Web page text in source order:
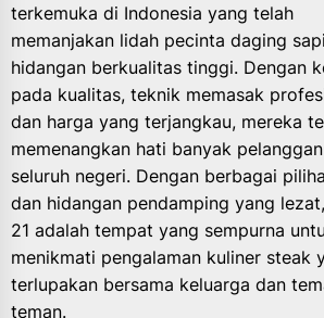
terkemuka di Indonesia yang telah
memanjakan lidah pecinta daging
hidangan berkualitas tinggi. Dengan
pada kualitas, teknik memasak
dan harga yang terjangkau, mereka
memenangkan hati banyak
seluruh negeri. Dengan berbagai
dan hidangan pendamping yang
21 adalah tempat yang sempurna
menikmati pengalaman kuliner steak
terlupakan bersama keluarga dan
teman.